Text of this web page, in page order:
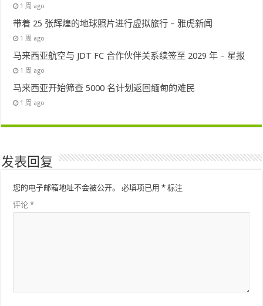
1 周 ago
带着 25 张辉煌的地球照片进行虚拟旅行 – 雅虎新闻
1 周 ago
马来西亚航空与 JDT FC 合作伙伴关系续签至 2029 年 – 星报
1 周 ago
马来西亚开始筛查 5000 名计划返回缅甸的难民
1 周 ago
发表回复
您的电子邮箱地址不会被公开。 必填项已用* 标注
评论*